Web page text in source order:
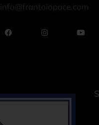
info@frantoiopace.com